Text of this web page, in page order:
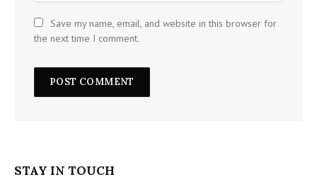
Save my name, email, and website in this browser for
the next time I comment.
STAY IN TOUCH